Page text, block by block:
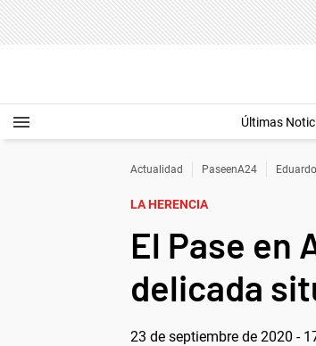
Últimas
Actualidad PaseenA24
LA HERENCIA
El Pase en
delicada
23 de septiembre de 2020 -